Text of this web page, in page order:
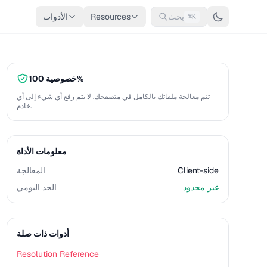
الأدوات Resources بحث ⌘K
خصوصية 100%
تتم معالجة ملفاتك بالكامل في متصفحك. لا يتم رفع أي شيء إلى أي
خادم.
معلومات الأداة
المعالجة
Client-side
الحد اليومي
غير محدود
أدوات ذات صلة
Resolution Reference